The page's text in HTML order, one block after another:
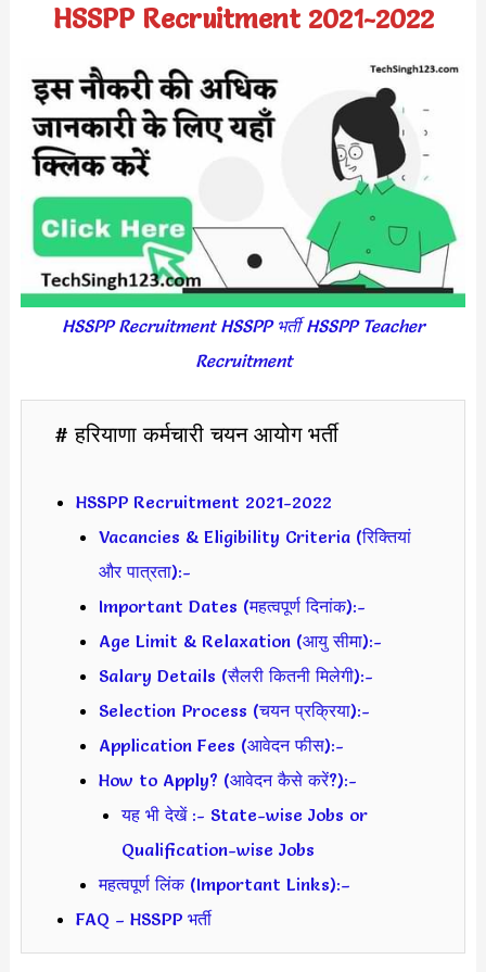
HSSPP Recruitment 2021-2022
HSSPP Recruitment HSSPP भर्ती HSSPP Teacher
Recruitment
# हरियाणा कर्मचारी चयन आयोग भर्ती
HSSPP Recruitment 2021-2022
Vacancies & Eligibility Criteria (रिक्तियां
और पात्रता):-
Important Dates (महत्वपूर्ण दिनांक):-
Age Limit & Relaxation (आयु सीमा):-
Salary Details (सैलरी कितनी मिलेगी):-
Selection Process (चयन प्रक्रिया):-
Application Fees (आवेदन फीस):-
How to Apply? (आवेदन कैसे करें?):-
यह भी देखें :- State-wise Jobs or
Qualification-wise Jobs
महत्वपूर्ण लिंक (Important Links):–
FAQ – HSSPP भर्ती